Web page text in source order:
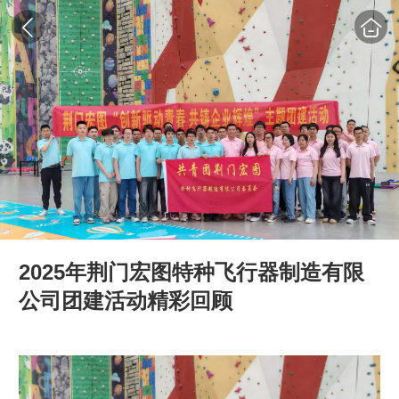
2025年荆门宏图特种飞行器制造有限
公司团建活动精彩回顾